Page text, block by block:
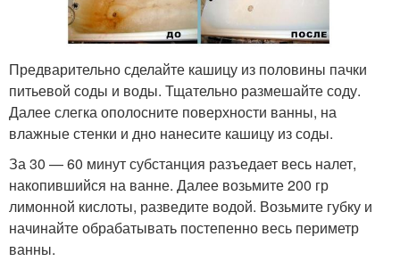
Предварительно сделайте кашицу из половины пачки
питьевой соды и воды. Тщательно размешайте соду.
Далее слегка ополосните поверхности ванны, на
влажные стенки и дно нанесите кашицу из соды.
За 30 — 60 минут субстанция разъедает весь налет,
накопившийся на ванне. Далее возьмите 200 гр
лимонной кислоты, разведите водой. Возьмите губку и
начинайте обрабатывать постепенно весь периметр
ванны.